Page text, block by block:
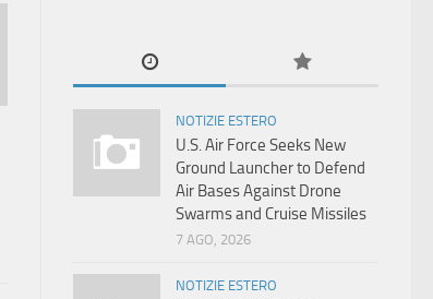
NOTIZIE ESTERO
U.S. Air Force Seeks New
Ground Launcher to Defend
Air Bases Against Drone
Swarms and Cruise Missiles
7 AGO, 2026
NOTIZIE ESTERO